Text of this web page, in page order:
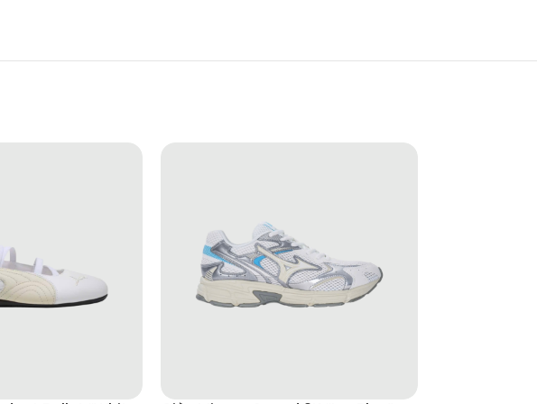
bật nhưng vẫn giữ được tính ứng dụng cao. Dù kết hợp cùng quần